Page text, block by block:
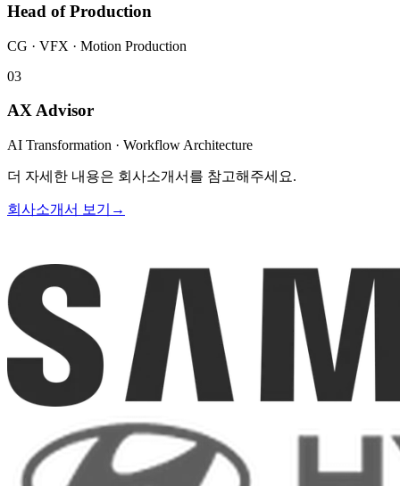
Head of Production
CG · VFX · Motion Production
03
AX Advisor
AI Transformation · Workflow Architecture
더 자세한 내용은 회사소개서를 참고해주세요.
회사소개서 보기 →